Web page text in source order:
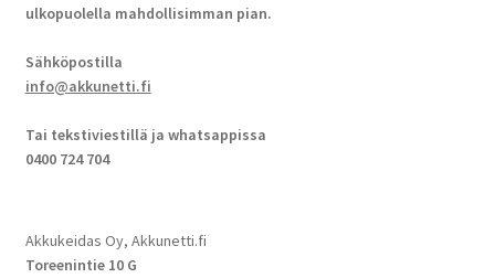
ulkopuolella mahdollisimman pian.
Sähköpostilla
info@akkunetti.fi
Tai tekstiviestillä ja whatsappissa
0400 724 704
Akkukeidas Oy, Akkunetti.fi
Toreenintie 10 G